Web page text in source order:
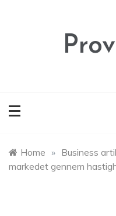
Home » Business
markedet gennem